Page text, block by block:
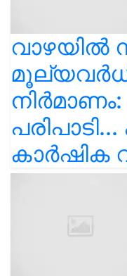
വാഴയിൽ
കാർഷിക